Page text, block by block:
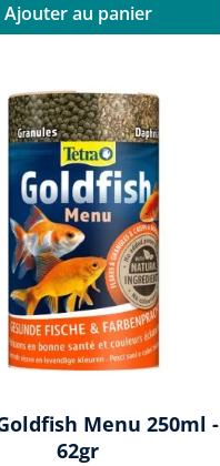
Ajouter au panier
Menu 250ml -
62gr